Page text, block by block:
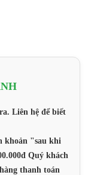
Liên hệ để biết
khoản "sau khi
Quý khách
thanh toán